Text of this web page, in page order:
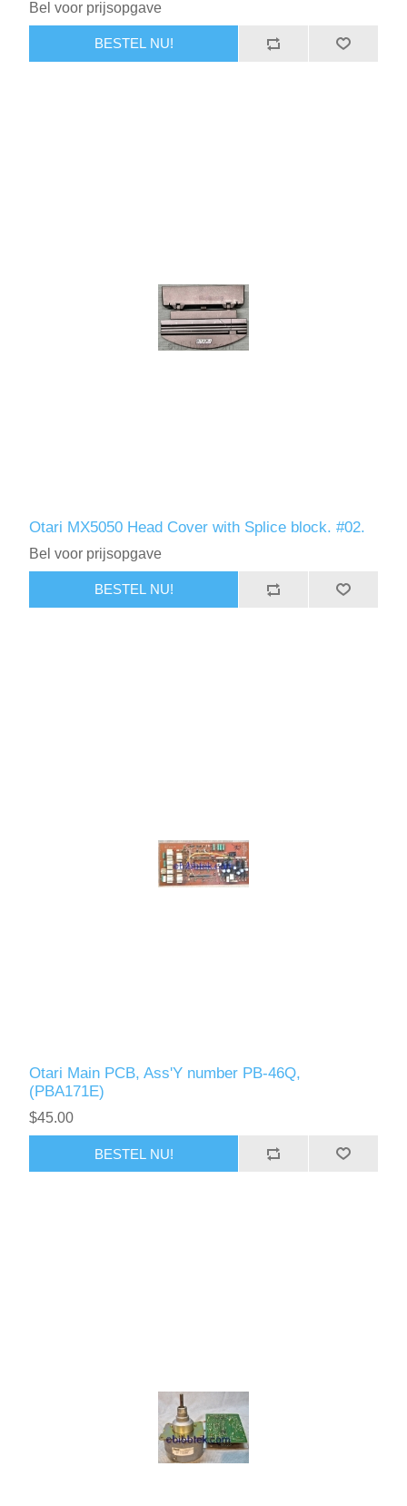
Bel voor prijsopgave
BESTEL NU!
Otari MX5050 Head Cover with Splice block. #02.
Bel voor prijsopgave
BESTEL NU!
Otari Main PCB, Ass'Y number PB-46Q,
(PBA171E)
$45.00
BESTEL NU!